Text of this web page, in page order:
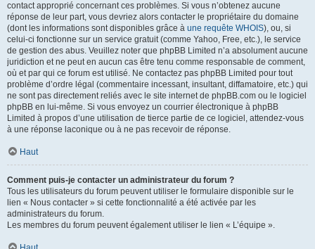
contact approprié concernant ces problèmes. Si vous n’obtenez aucune
réponse de leur part, vous devriez alors contacter le propriétaire du domaine
(dont les informations sont disponibles grâce à une requête WHOIS), ou, si
celui-ci fonctionne sur un service gratuit (comme Yahoo, Free, etc.), le service
de gestion des abus. Veuillez noter que phpBB Limited n’a absolument aucune
juridiction et ne peut en aucun cas être tenu comme responsable de comment,
où et par qui ce forum est utilisé. Ne contactez pas phpBB Limited pour tout
problème d’ordre légal (commentaire incessant, insultant, diffamatoire, etc.) qui
ne sont pas directement reliés avec le site internet de phpBB.com ou le logiciel
phpBB en lui-même. Si vous envoyez un courrier électronique à phpBB
Limited à propos d’une utilisation de tierce partie de ce logiciel, attendez-vous
à une réponse laconique ou à ne pas recevoir de réponse.
Haut
Comment puis-je contacter un administrateur du forum ?
Tous les utilisateurs du forum peuvent utiliser le formulaire disponible sur le
lien « Nous contacter » si cette fonctionnalité a été activée par les
administrateurs du forum.
Les membres du forum peuvent également utiliser le lien « L’équipe ».